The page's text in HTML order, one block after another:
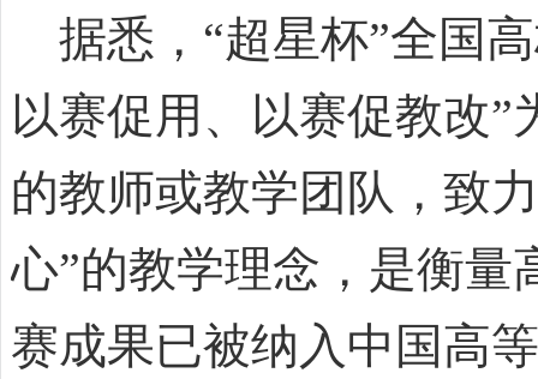
据悉，“超星杯”全国
以赛促用、以赛促教改
的教师或教学团队，致
心”的教学理念，是衡
赛成果已被纳入中国高